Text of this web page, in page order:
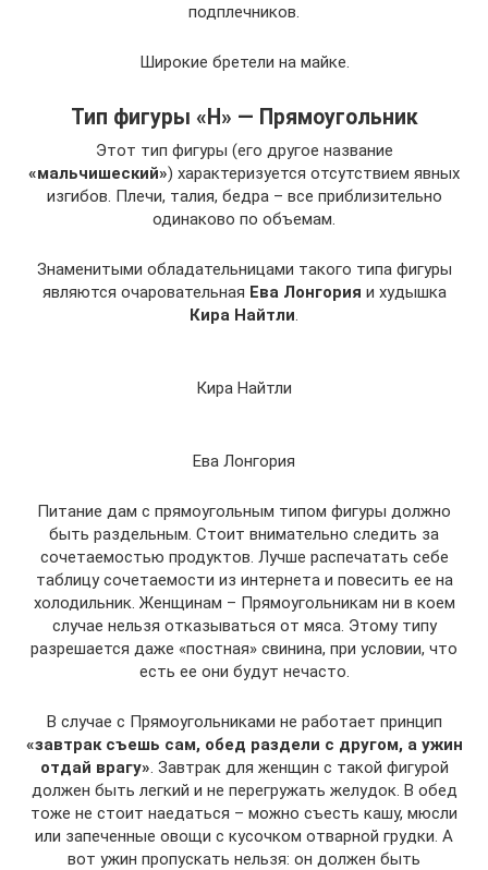
подплечников.
Широкие бретели на майке.
Тип фигуры «Н» — Прямоугольник
Этот тип фигуры (его другое название
«мальчишеский») характеризуется отсутствием явных
изгибов. Плечи, талия, бедра – все приблизительно
одинаково по объемам.
Знаменитыми обладательницами такого типа фигуры
являются очаровательная Ева Лонгория и худышка
Кира Найтли.
Кира Найтли
Ева Лонгория
Питание дам с прямоугольным типом фигуры должно
быть раздельным. Стоит внимательно следить за
сочетаемостью продуктов. Лучше распечатать себе
таблицу сочетаемости из интернета и повесить ее на
холодильник. Женщинам – Прямоугольникам ни в коем
случае нельзя отказываться от мяса. Этому типу
разрешается даже «постная» свинина, при условии, что
есть ее они будут нечасто.
В случае с Прямоугольниками не работает принцип
«завтрак съешь сам, обед раздели с другом, а ужин
отдай врагу». Завтрак для женщин с такой фигурой
должен быть легкий и не перегружать желудок. В обед
тоже не стоит наедаться – можно съесть кашу, мюсли
или запеченные овощи с кусочком отварной грудки. А
вот ужин пропускать нельзя: он должен быть